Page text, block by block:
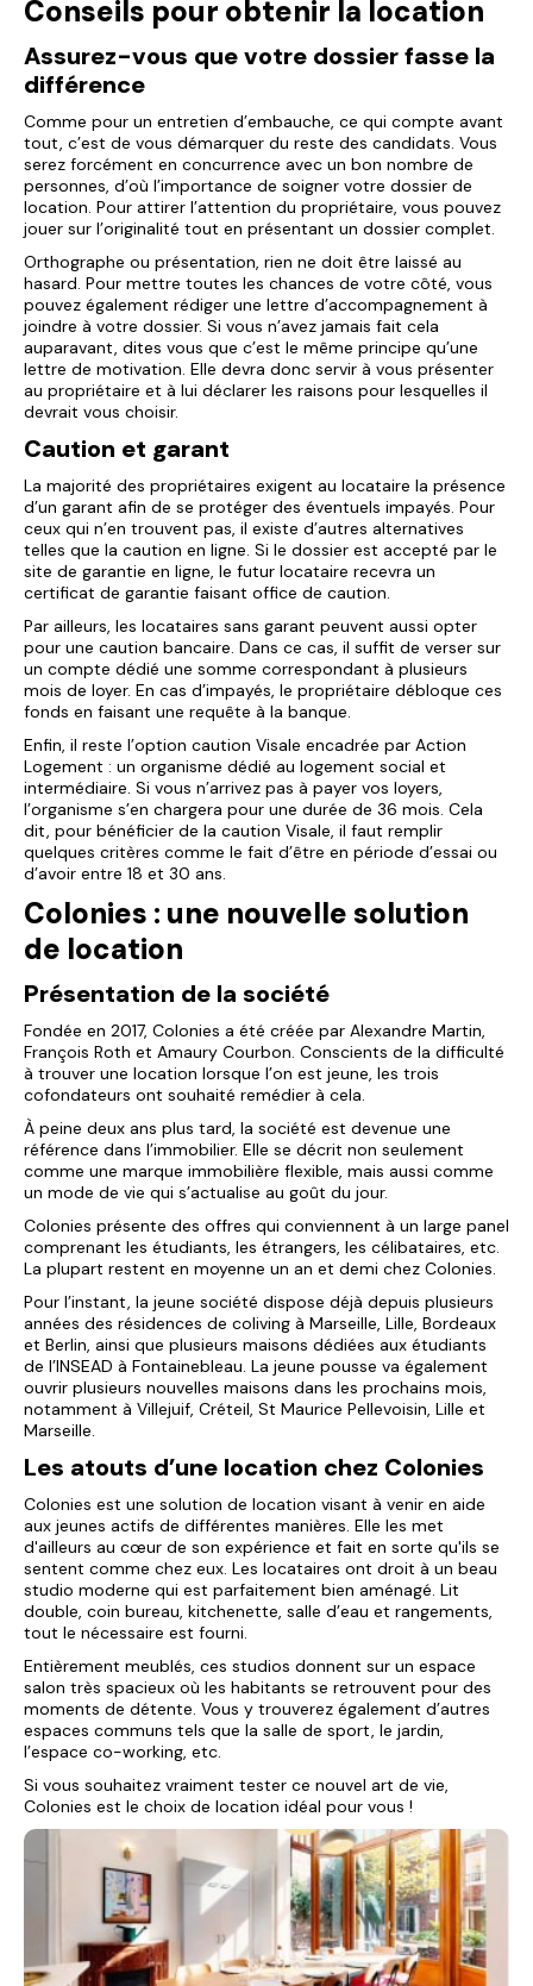
Conseils pour obtenir la location
Assurez-vous que votre dossier fasse la
différence
Comme pour un entretien d’embauche, ce qui compte avant
tout, c’est de vous démarquer du reste des candidats. Vous
serez forcément en concurrence avec un bon nombre de
personnes, d’où l’importance de soigner votre dossier de
location. Pour attirer l’attention du propriétaire, vous pouvez
jouer sur l’originalité tout en présentant un dossier complet.
Orthographe ou présentation, rien ne doit être laissé au
hasard. Pour mettre toutes les chances de votre côté, vous
pouvez également rédiger une lettre d’accompagnement à
joindre à votre dossier. Si vous n’avez jamais fait cela
auparavant, dites vous que c’est le même principe qu’une
lettre de motivation. Elle devra donc servir à vous présenter
au propriétaire et à lui déclarer les raisons pour lesquelles il
devrait vous choisir.
Caution et garant
La majorité des propriétaires exigent au locataire la présence
d’un garant afin de se protéger des éventuels impayés. Pour
ceux qui n’en trouvent pas, il existe d’autres alternatives
telles que la caution en ligne. Si le dossier est accepté par le
site de garantie en ligne, le futur locataire recevra un
certificat de garantie faisant office de caution.
Par ailleurs, les locataires sans garant peuvent aussi opter
pour une caution bancaire. Dans ce cas, il suffit de verser sur
un compte dédié une somme correspondant à plusieurs
mois de loyer. En cas d’impayés, le propriétaire débloque ces
fonds en faisant une requête à la banque.
Enfin, il reste l’option caution Visale encadrée par Action
Logement : un organisme dédié au logement social et
intermédiaire. Si vous n’arrivez pas à payer vos loyers,
l’organisme s’en chargera pour une durée de 36 mois. Cela
dit, pour bénéficier de la caution Visale, il faut remplir
quelques critères comme le fait d’être en période d’essai ou
d’avoir entre 18 et 30 ans.
Colonies : une nouvelle solution
de location
Présentation de la société
Fondée en 2017, Colonies a été créée par Alexandre Martin,
François Roth et Amaury Courbon. Conscients de la difficulté
à trouver une location lorsque l’on est jeune, les trois
cofondateurs ont souhaité remédier à cela.
À peine deux ans plus tard, la société est devenue une
référence dans l’immobilier. Elle se décrit non seulement
comme une marque immobilière flexible, mais aussi comme
un mode de vie qui s’actualise au goût du jour.
Colonies présente des offres qui conviennent à un large panel
comprenant les étudiants, les étrangers, les célibataires, etc.
La plupart restent en moyenne un an et demi chez Colonies.
Pour l’instant, la jeune société dispose déjà depuis plusieurs
années des résidences de coliving à Marseille, Lille, Bordeaux
et Berlin, ainsi que plusieurs maisons dédiées aux étudiants
de l’INSEAD à Fontainebleau. La jeune pousse va également
ouvrir plusieurs nouvelles maisons dans les prochains mois,
notamment à Villejuif, Créteil, St Maurice Pellevoisin, Lille et
Marseille.
Les atouts d’une location chez Colonies
Colonies est une solution de location visant à venir en aide
aux jeunes actifs de différentes manières. Elle les met
d'ailleurs au cœur de son expérience et fait en sorte qu'ils se
sentent comme chez eux. Les locataires ont droit à un beau
studio moderne qui est parfaitement bien aménagé. Lit
double, coin bureau, kitchenette, salle d’eau et rangements,
tout le nécessaire est fourni.
Entièrement meublés, ces studios donnent sur un espace
salon très spacieux où les habitants se retrouvent pour des
moments de détente. Vous y trouverez également d’autres
espaces communs tels que la salle de sport, le jardin,
l’espace co-working, etc.
Si vous souhaitez vraiment tester ce nouvel art de vie,
Colonies est le choix de location idéal pour vous !